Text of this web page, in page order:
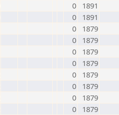
0
1891
0
1891
0
1879
0
1879
0
1879
0
1879
0
1879
0
1879
0
1879
0
1879